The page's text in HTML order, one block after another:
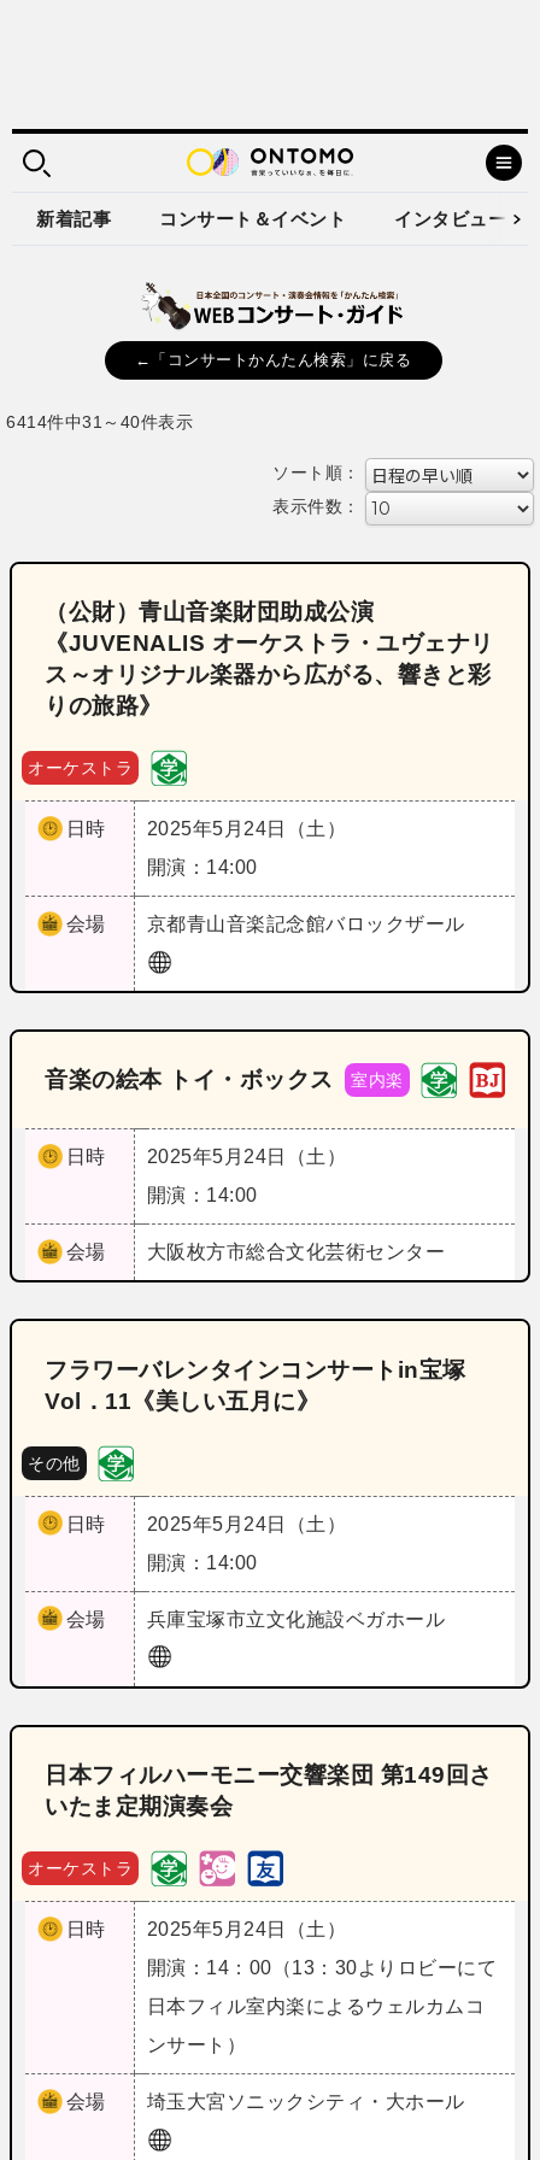
新着記事 コンサート＆イベント インタビュー
←「コンサートかんたん検索」に戻る
6414件中31～40件表示
ソート順：
表示件数：
（公財）青山音楽財団助成公演
《JUVENALIS オーケストラ・ユヴェナリ
ス～オリジナル楽器から広がる、響きと彩
りの旅路》
オーケストラ
日時
2025年5月24日（土）
開演：14:00
会場 京都青山音楽記念館バロックザール
音楽の絵本 トイ・ボックス 室内楽
日時
2025年5月24日（土）
開演：14:00
会場 大阪枚方市総合文化芸術センター
フラワーバレンタインコンサートin宝塚
Vol．11《美しい五月に》
その他
日時
2025年5月24日（土）
開演：14:00
会場 兵庫宝塚市立文化施設ベガホール
日本フィルハーモニー交響楽団 第149回さ
いたま定期演奏会
オーケストラ
日時
2025年5月24日（土）
開演：14：00（13：30よりロビーにて
日本フィル室内楽によるウェルカムコ
ンサート）
会場 埼玉 大宮ソニックシティ・大ホール